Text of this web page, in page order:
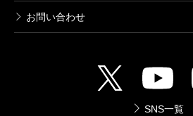
お問い合わせ
SNS一覧